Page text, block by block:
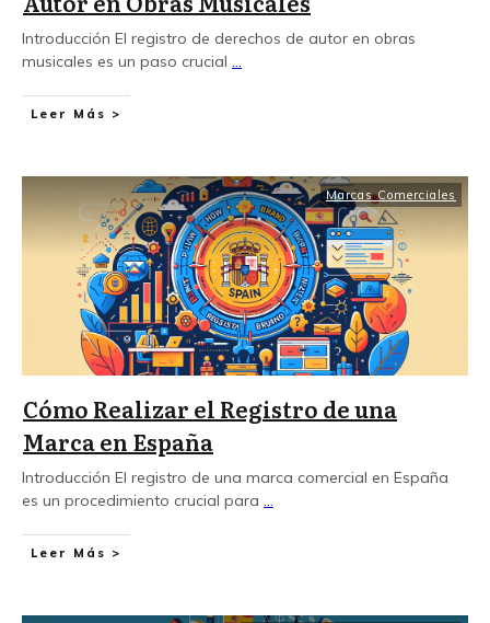
Introducción El registro de derechos de autor en obras
musicales es un paso crucial ...
Leer Más >
Marcas Comerciales
Cómo Realizar el Registro de una
Marca en España
Introducción El registro de una marca comercial en España
es un procedimiento crucial para ...
Leer Más >